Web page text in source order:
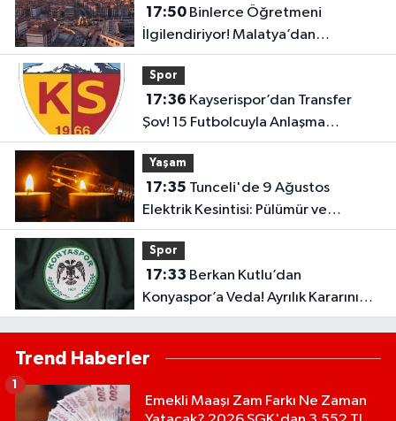
17:50Binlerce Öğretmeni
İlgilendiriyor! Malatya’dan
Bakanlığa “İl Emri” Çağrısı
Spor
17:36
Şov! 15 Futbolcuyla Anlaşma
Sağlandı
Yaşam
17:35
Elektrik Kesintisi: Pülümür ve
Çemişgezek'te Çok Sayıda Yerleşim
Etkilenecek
Spor
17:33
Konyaspor’a Veda! Ayrılık Kararını
Duyurdu
Trend Haberler
Emekli Maaşı Zam Farkı Ne Zaman
1